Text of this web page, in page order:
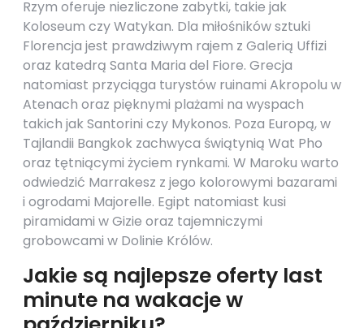
Rzym oferuje niezliczone zabytki, takie jak
Koloseum czy Watykan. Dla miłośników sztuki
Florencja jest prawdziwym rajem z Galerią Uffizi
oraz katedrą Santa Maria del Fiore. Grecja
natomiast przyciąga turystów ruinami Akropolu w
Atenach oraz pięknymi plażami na wyspach
takich jak Santorini czy Mykonos. Poza Europą, w
Tajlandii Bangkok zachwyca świątynią Wat Pho
oraz tętniącymi życiem rynkami. W Maroku warto
odwiedzić Marrakesz z jego kolorowymi bazarami
i ogrodami Majorelle. Egipt natomiast kusi
piramidami w Gizie oraz tajemniczymi
grobowcami w Dolinie Królów.
Jakie są najlepsze oferty last
minute na wakacje w